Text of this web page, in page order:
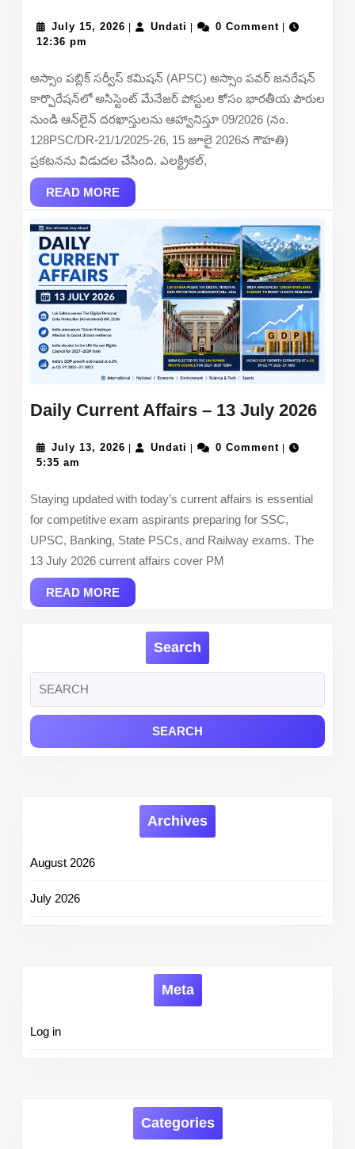
Manager
APGCL
Recruitment
2026:
35
Posts,
Apply
Online
July 15, 2026 July
| Undati Undati
| 0 Comment |
12:36 pm
అస్సాం పబ్లిక్ సర్వీస్ కమిషన్ (APSC) అస్సాం పవర్ జనరేషన్
కార్పొరేషన్‌లో అసిస్టెంట్ మేనేజర్ పోస్టుల కోసం భారతీయ పౌరుల
నుండి ఆన్‌లైన్ దరఖాస్తులను ఆహ్వానిస్తూ 09/2026 (నం.
128PSC/DR-21/1/2025-26, 15 జూలై 2026న గౌహతి)
ప్రకటనను విడుదల చేసింది. ఎలక్ట్రికల్,
READ MOREREAD
MORE
Daily Current Affairs – 13 July 2026
July 13, 2026 July
| Undati Undati
| 0 Comment |
5:35 am
Staying updated with today’s current affairs is essential
for competitive exam aspirants preparing for SSC,
UPSC, Banking, State PSCs, and Railway exams. The
13 July 2026 current affairs cover PM
READ MOREREAD
MORE
Search
for:
Archives
August 2026
July 2026
Meta
Log in
Categories